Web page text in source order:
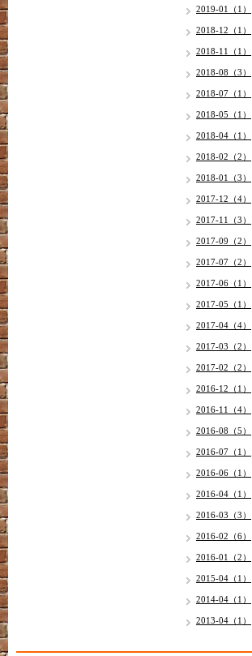
2019-01（1）
2018-12（1）
2018-11（1）
2018-08（3）
2018-07（1）
2018-05（1）
2018-04（1）
2018-02（2）
2018-01（3）
2017-12（4）
2017-11（3）
2017-09（2）
2017-07（2）
2017-06（1）
2017-05（1）
2017-04（4）
2017-03（2）
2017-02（2）
2016-12（1）
2016-11（4）
2016-08（5）
2016-07（1）
2016-06（1）
2016-04（1）
2016-03（3）
2016-02（6）
2016-01（2）
2015-04（1）
2014-04（1）
2013-04（1）